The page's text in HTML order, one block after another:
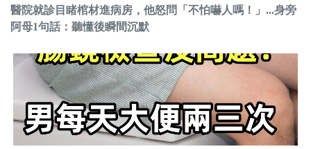
醫院就診目睹棺材進病房，他怒問「不怕嚇人嗎！」...身旁
阿母1句話：聽懂後瞬間沉默